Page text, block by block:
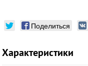
Поделиться
Характеристики